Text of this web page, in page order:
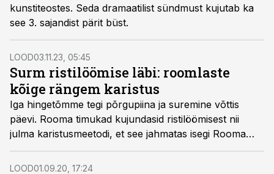
kunstiteostes. Seda dramaatilist sündmust kujutab ka
see 3. sajandist pärit büst.
LOOD03.11.23, 05:45
Surm ristilöömise läbi: roomlaste
kõige rängem karistus
Iga hingetõmme tegi põrgupiina ja suremine võttis
päevi. Rooma timukad kujundasid ristilöömisest nii
julma karistusmeetodi, et see jahmatas isegi Rooma
enda eliiti. Jeesus ei olnud kaugeltki ainus ohver.
LOOD01.09.20, 17:24